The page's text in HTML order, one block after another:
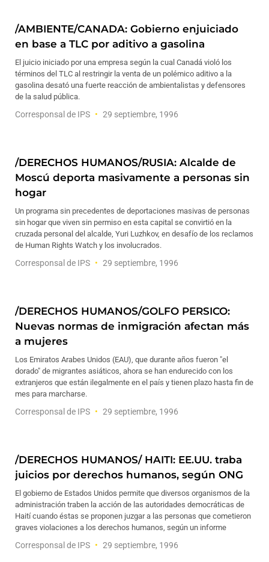
/AMBIENTE/CANADA: Gobierno enjuiciado
en base a TLC por aditivo a gasolina
El juicio iniciado por una empresa según la cual Canadá violó los
términos del TLC al restringir la venta de un polémico aditivo a la
gasolina desató una fuerte reacción de ambientalistas y defensores
de la salud pública.
Corresponsal de IPS 29 septiembre, 1996
/DERECHOS HUMANOS/RUSIA: Alcalde de
Moscú deporta masivamente a personas sin
hogar
Un programa sin precedentes de deportaciones masivas de personas
sin hogar que viven sin permiso en esta capital se convirtió en la
cruzada personal del alcalde, Yuri Luzhkov, en desafío de los reclamos
de Human Rights Watch y los involucrados.
Corresponsal de IPS 29 septiembre, 1996
/DERECHOS HUMANOS/GOLFO PERSICO:
Nuevas normas de inmigración afectan más
a mujeres
Los Emiratos Arabes Unidos (EAU), que durante años fueron "el
dorado" de migrantes asiáticos, ahora se han endurecido con los
extranjeros que están ilegalmente en el país y tienen plazo hasta fin de
mes para marcharse.
Corresponsal de IPS 29 septiembre, 1996
/DERECHOS HUMANOS/ HAITI: EE.UU. traba
juicios por derechos humanos, según ONG
El gobierno de Estados Unidos permite que diversos organismos de la
administración traben la acción de las autoridades democráticas de
Haití cuando éstas se proponen juzgar a las personas que cometieron
graves violaciones a los derechos humanos, según un informe
Corresponsal de IPS 29 septiembre, 1996